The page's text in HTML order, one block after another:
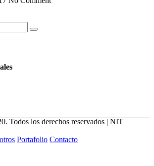
Todos los derechos reservados | NIT
Portafolio Contacto